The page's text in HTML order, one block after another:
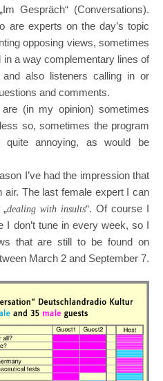
Gespräch“ (Conversations).
are experts on the day’s topic
opposing views, sometimes
a way complementary lines of
also listeners calling in or
and comments.
(in my opinion) sometimes
so, sometimes the program
quite annoying, as would be
I’ve had the impression that
air. The last female expert I can
dealing with insults“. Of course I
I don’t tune in every week, so I
that are still to be found on
March 2 and September 7.